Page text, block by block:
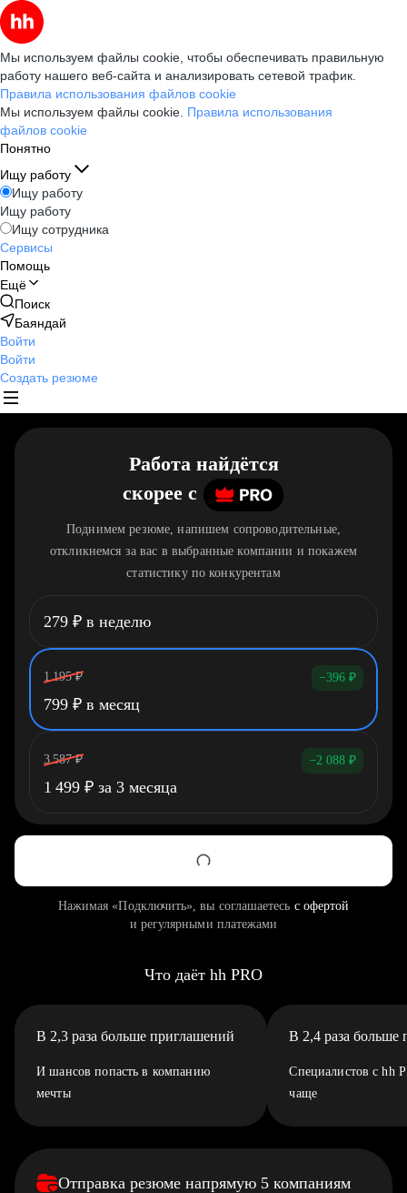
Мы используем файлы cookie, чтобы обеспечивать правильную
работу нашего веб-сайта и анализировать сетевой трафик.
Правила использования файлов cookie
Мы используем файлы cookie. Правила использования
файлов cookie
Понятно
Ищу работу
Ищу работу
Ищу работу
Ищу сотрудника
Сервисы
Помощь
Ещё
Поиск
Баяндай
Войти
Войти
Создать резюме
Работа найдётся
скорее c
Поднимем резюме, напишем сопроводительные,
откликнемся за вас в выбранные компании и покажем
статистику по конкурентам
279 ₽ в неделю
1 195 ₽ −396 ₽
799 ₽ в месяц
3 587 ₽ −2 088 ₽
1 499 ₽ за 3 месяца
Нажимая «Подключить», вы соглашаетесь с офертой
и регулярными платежами
Что даёт hh PRO
В 2,3 раза больше приглашений
И шансов попасть в компанию
мечты
В 2,4 раза больше
Специалистов с hh
чаще
Отправка резюме напрямую 5 компаниям